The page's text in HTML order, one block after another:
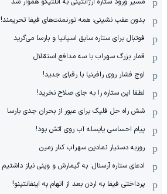
بدون عقب نشینی: همه تورنمنت‌های فیفا تحریمند!
فوتبال برای ستاره سابق اسپانیا و بارسا می‌گرید
قمار بزرگ سهراب با سه مدافع استقلال
اوج فشار روی رافینیا با رقبای جدید!
لطفا این ستاره را به جای صلاح نخرید!
شش راه حل فلیک برای عبور از بحران جدی بارسا
پیام احساسی یایسله آب روی آتش بود!
روزبه دستیار نمادین سهراب کنار زمین
ادعای ستاره آرسنال: به گیمارش و وینی نیاز داشتیم
پرداختی فیفا به اردن بعد از اتهام به اینفانتینو!